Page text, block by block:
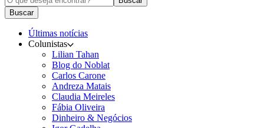
Buscar
Últimas notícias
Colunistas
Lilian Tahan
Blog do Noblat
Carlos Carone
Andreza Matais
Claudia Meireles
Fábia Oliveira
Dinheiro & Negócios